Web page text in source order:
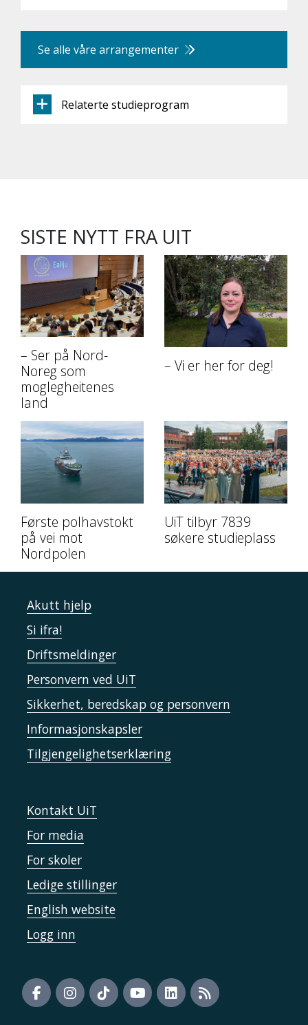
Se alle våre arrangementer
Relaterte studieprogram
SISTE NYTT FRA UIT
– Ser på Nord-
Noreg som
moglegheitenes
land
– Vi er her for deg!
Første polhavstokt
på vei mot
Nordpolen
UiT tilbyr 7839
søkere studieplass
Akutt hjelp
Si ifra!
Driftsmeldinger
Personvern ved UiT
Sikkerhet, beredskap og personvern
Informasjonskapsler
Tilgjengelighetserklæring
Kontakt UiT
For media
For skoler
Ledige stillinger
English website
Logg inn